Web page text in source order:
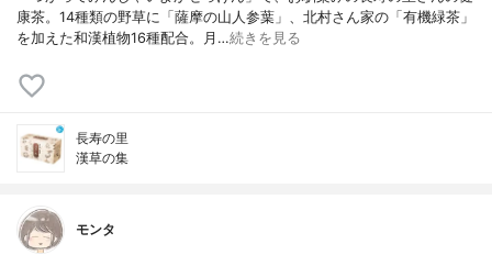
康茶。14種類の野草に「薩摩の山人参葉」、北村さん家の「有機緑茶」
を加えた和漢植物16種配合。月…続きを見る
長寿の里
漢草の集
モンタ